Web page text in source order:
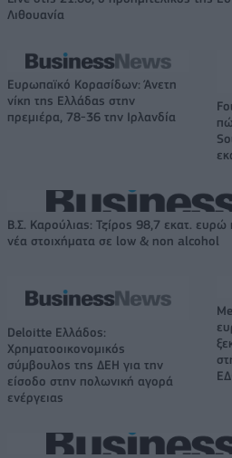
Λιθουανία
Ευρωπαϊκό Κορασίδων: Άνετη
νίκη της Ελλάδας στην
πρεμιέρα, 78-36 την Ιρλανδία
Β.Σ. Καρούλιας: Τζίρος 98,7 εκατ.
νέα στοιχήματα σε low & non alcohol
Deloitte Ελλάδος:
Χρηματοοικονομικός
σύμβουλος της ΔΕΗ για την
είσοδο στην πολωνική αγορά
ενέργειας